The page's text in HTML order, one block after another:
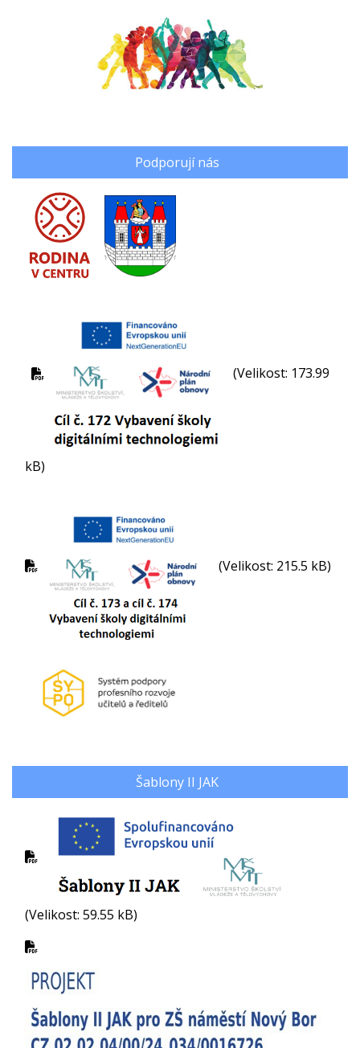
Podporují nás
(Velikost: 173.99
kB)
(Velikost: 215.5 kB)
Šablony II JAK
(Velikost: 59.55 kB)